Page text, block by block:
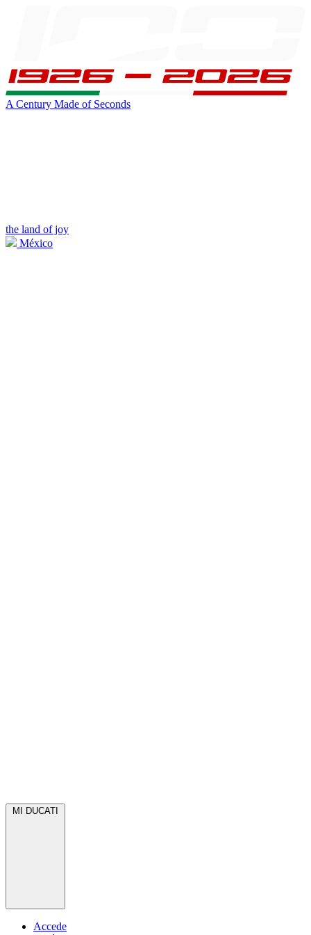
A Century Made of Seconds
the land of joy
México
MI DUCATI
Accede